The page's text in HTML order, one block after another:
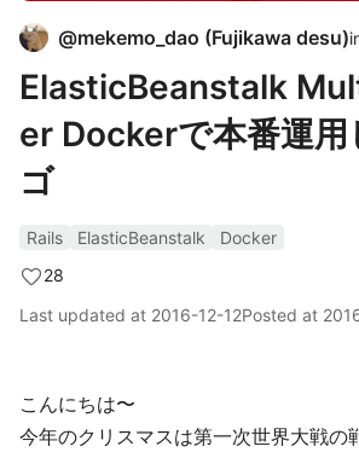
@mekemo_dao (Fujikawa desu)
ElasticBeanstalk
er Dockerで本番運用
ゴ
Rails ElasticBeanstalk
Docker
28
Last updated at 2016-12-12Posted at
こんにちは〜
今年のクリスマスは第一次世界大戦の